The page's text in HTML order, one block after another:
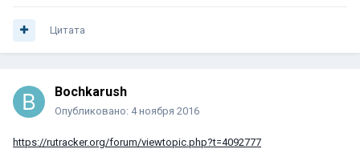
Цитата
Bochkarush
Опубликовано: 4 ноября 2016
https://rutracker.org/forum/viewtopic.php?t=4092777